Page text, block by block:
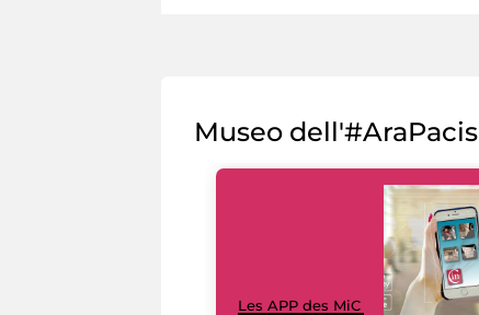
Museo dell'#AraPacis
Les APP des MiC